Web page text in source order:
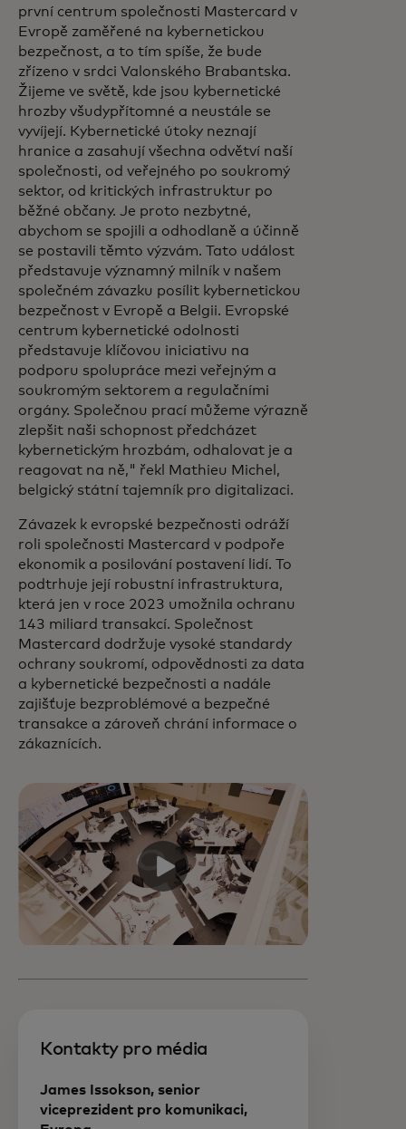
první centrum společnosti Mastercard v
Evropě zaměřené na kybernetickou
bezpečnost, a to tím spíše, že bude
zřízeno v srdci Valonského Brabantska.
Žijeme ve světě, kde jsou kybernetické
hrozby všudypřítomné a neustále se
vyvíjejí. Kybernetické útoky neznají
hranice a zasahují všechna odvětví naší
společnosti, od veřejného po soukromý
sektor, od kritických infrastruktur po
běžné občany. Je proto nezbytné,
abychom se spojili a odhodlaně a účinně
se postavili těmto výzvám. Tato událost
představuje významný milník v našem
společném závazku posílit kybernetickou
bezpečnost v Evropě a Belgii. Evropské
centrum kybernetické odolnosti
představuje klíčovou iniciativu na
podporu spolupráce mezi veřejným a
soukromým sektorem a regulačními
orgány. Společnou prací můžeme výrazně
zlepšit naši schopnost předcházet
kybernetickým hrozbám, odhalovat je a
reagovat na ně," řekl Mathieu Michel,
belgický státní tajemník pro digitalizaci.
Závazek k evropské bezpečnosti odráží
roli společnosti Mastercard v podpoře
ekonomik a posilování postavení lidí. To
podtrhuje její robustní infrastruktura,
která jen v roce 2023 umožnila ochranu
143 miliard transakcí. Společnost
Mastercard dodržuje vysoké standardy
ochrany soukromí, odpovědnosti za data
a kybernetické bezpečnosti a nadále
zajišťuje bezproblémové a bezpečné
transakce a zároveň chrání informace o
zákaznících.
Kontakty pro média
James Issokson, senior
viceprezident pro komunikaci,